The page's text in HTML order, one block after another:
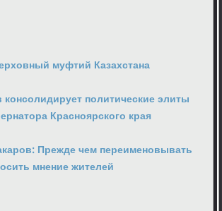
муфтий Казахстана
консолидирует политические элиты
Красноярского края
Прежде чем переименовывать
мнение жителей